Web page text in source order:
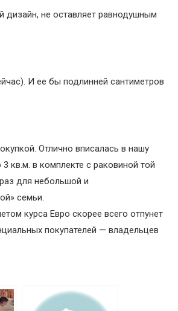
дизайн, не оставляет равнодушным
И ее бы подлинней сантиметров
Отлично вписалась в нашу
кв.м. в комплекте с раковиной той
для небольшой и
семьи.
курса Евро скорее всего отпунет
покупателей — владельцев